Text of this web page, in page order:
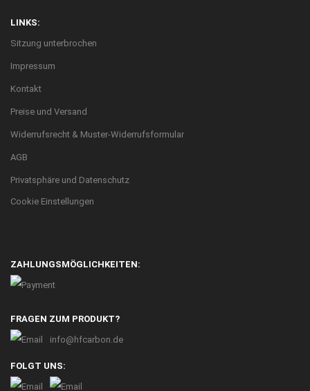
LINKS:
Sitzung unterbrochen
Impressum
Kontakt
Preise und Versand
Widerrufsrecht & Muster-Widerrufsformular
AGB
Privatsphäre und Datenschutz
Cookie Einstellungen
ZAHLUNGSMÖGLICHKEITEN:
FRAGEN ZUM PRODUKT?
info@hfcarbon.de
FOLGT UNS: